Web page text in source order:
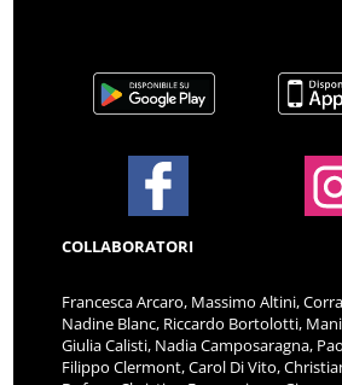
COLLABORATORI
Francesca Arcaro, Massimo Altini,
Nadine Blanc, Riccardo Bortolotti,
Giulia Calisti, Nadia Camposaragna,
Filippo Clermont, Carol Di Vito,